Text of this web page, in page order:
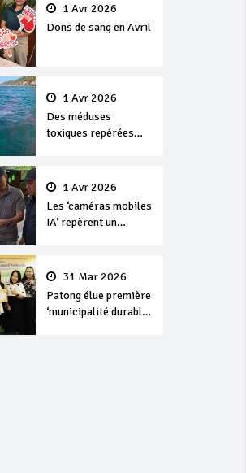
1 Avr 2026
Dons de sang en Avril
1 Avr 2026
Des méduses
toxiques repérées
1 Avr 2026
Les ‘caméras mobiles
IA’ repèrent un
séjour31 Mar 2026
Patong élue première
‘municipalité durable’